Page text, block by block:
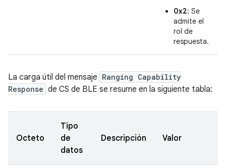
0x2: Se
admite el
rol de
respuesta.
La carga útil del mensaje Ranging Capability
Response de CS de BLE se resume en la siguiente tabla:
Octeto
Tipo
de
datos
Descripción Valor